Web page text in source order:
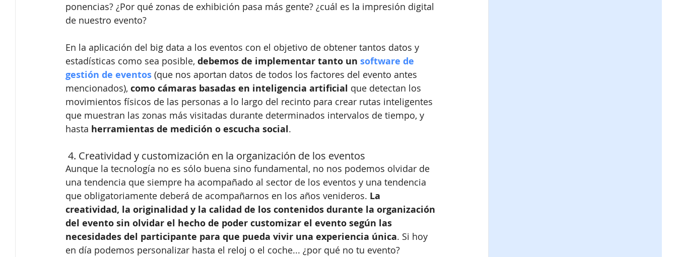
ponencias? ¿Por qué zonas de exhibición pasa más gente? ¿cuál es la impresión digital
de nuestro evento?
En la aplicación del big data a los eventos con el objetivo de obtener tantos datos y
estadísticas como sea posible, debemos de implementar tanto un software de
gestión de eventos (que nos aportan datos de todos los factores del evento antes
mencionados), como cámaras basadas en inteligencia artificial que detectan los
movimientos físicos de las personas a lo largo del recinto para crear rutas inteligentes
que muestran las zonas más visitadas durante determinados intervalos de tiempo, y
hasta herramientas de medición o escucha social.
4. Creatividad y customización en la organización de los eventos
Aunque la tecnología no es sólo buena sino fundamental, no nos podemos olvidar de
una tendencia que siempre ha acompañado al sector de los eventos y una tendencia
que obligatoriamente deberá de acompañarnos en los años venideros. La
creatividad, la originalidad y la calidad de los contenidos durante la organización
del evento sin olvidar el hecho de poder customizar el evento según las
necesidades del participante para que pueda vivir una experiencia única. Si hoy
en día podemos personalizar hasta el reloj o el coche... ¿por qué no tu evento?